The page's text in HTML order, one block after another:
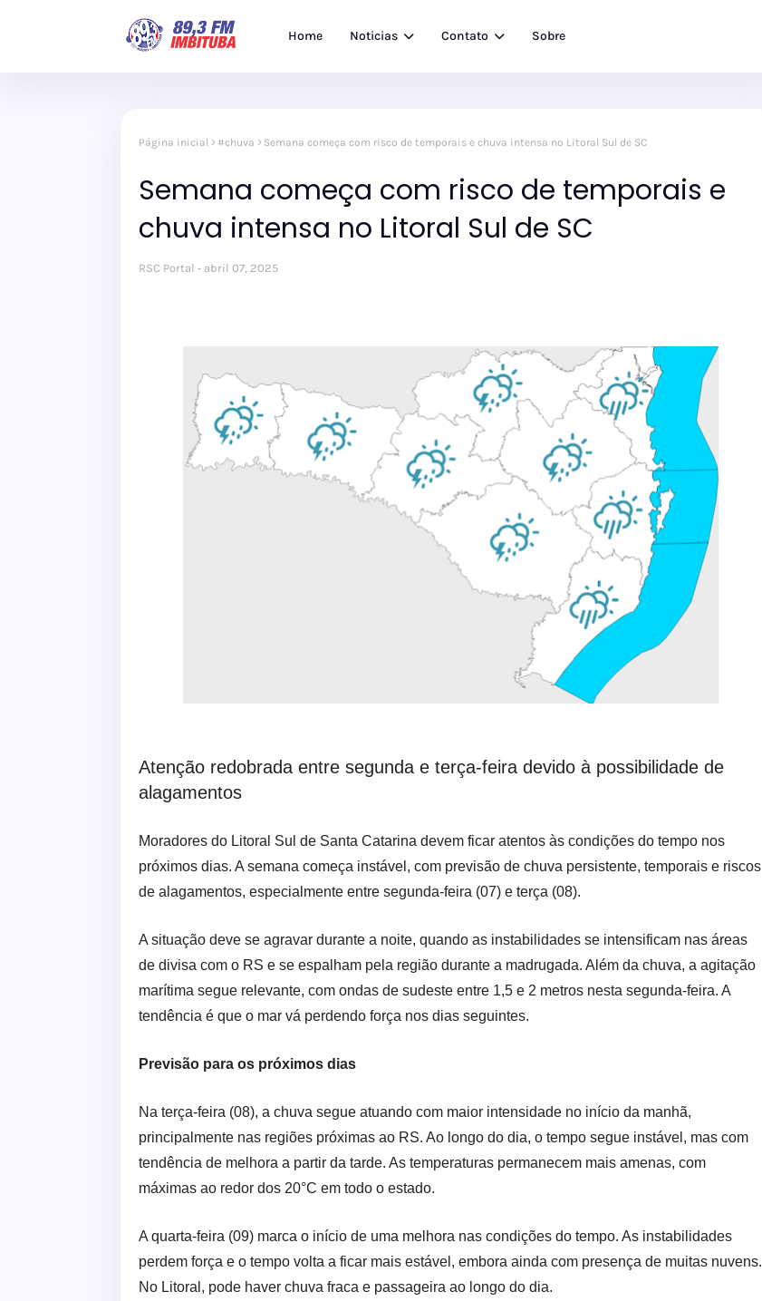
Home Noticias Contato Sobre
Página inicial #chuva Semana começa com risco de temporais e chuva intensa no Litoral Sul de SC
Semana começa com risco de temporais e
chuva intensa no Litoral Sul de SC
RSC Portal abril 07, 2025
Atenção redobrada entre segunda e terça-feira devido à possibilidade de
alagamentos
Moradores do Litoral Sul de Santa Catarina devem ficar atentos às condições do tempo nos
próximos dias. A semana começa instável, com previsão de chuva persistente, temporais e riscos
de alagamentos, especialmente entre segunda-feira (07) e terça (08).
A situação deve se agravar durante a noite, quando as instabilidades se intensificam nas áreas
de divisa com o RS e se espalham pela região durante a madrugada. Além da chuva, a agitação
marítima segue relevante, com ondas de sudeste entre 1,5 e 2 metros nesta segunda-feira. A
tendência é que o mar vá perdendo força nos dias seguintes.
Previsão para os próximos dias
Na terça-feira (08), a chuva segue atuando com maior intensidade no início da manhã,
principalmente nas regiões próximas ao RS. Ao longo do dia, o tempo segue instável, mas com
tendência de melhora a partir da tarde. As temperaturas permanecem mais amenas, com
máximas ao redor dos 20°C em todo o estado.
A quarta-feira (09) marca o início de uma melhora nas condições do tempo. As instabilidades
perdem força e o tempo volta a ficar mais estável, embora ainda com presença de muitas nuvens.
No Litoral, pode haver chuva fraca e passageira ao longo do dia.